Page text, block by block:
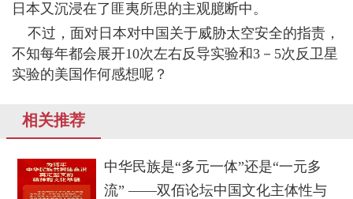
日本又沉浸在了匪夷所思的主观臆断中。
不过，面对日本对中国关于威胁太空安全的指责，
不知每年都会展开10次左右反导实验和3－5次反卫星
实验的美国作何感想呢？
相关推荐
中华民族是“多元一体”还是“一元多
流” ——双佰论坛中国文化主体性与